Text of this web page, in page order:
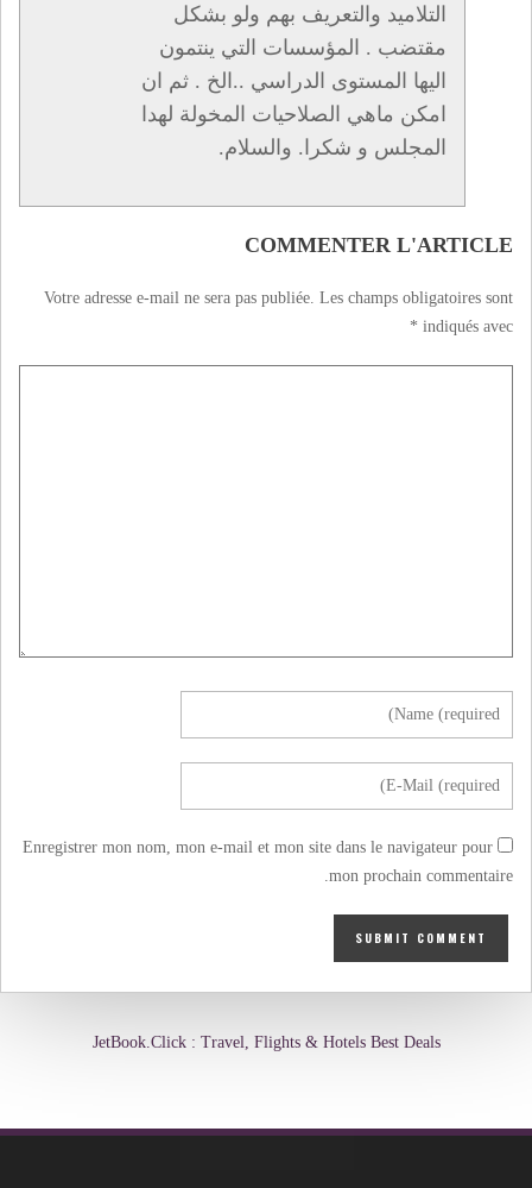
التلاميد والتعريف بهم ولو بشكل
مقتضب . المؤسسات التي ينتمون
اليها المستوى الدراسي ..الخ . ثم ان
امكن ماهي الصلاحيات المخولة لهدا
المجلس و شكرا. والسلام.
COMMENTER L'ARTICLE
Votre adresse e-mail ne sera pas publiée. Les champs obligatoires sont
indiqués avec
*
Enregistrer mon nom, mon e-mail et mon site dans le navigateur pour
mon prochain commentaire.
JetBook.Click : Travel, Flights & Hotels Best Deals